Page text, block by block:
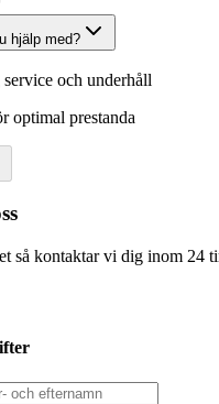
hjälp med?
och underhåll
optimal prestanda
så kontaktar vi dig inom 24